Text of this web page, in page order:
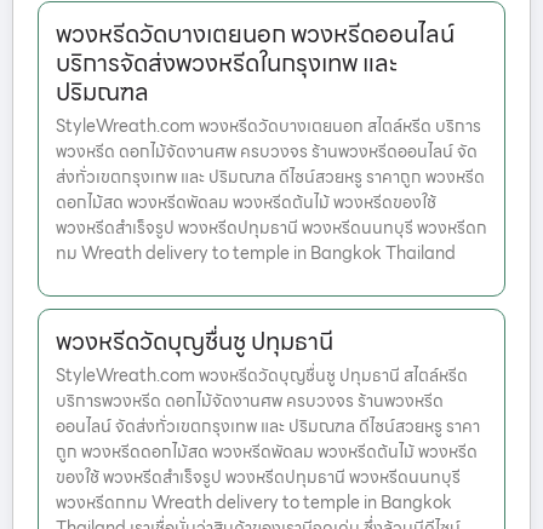
พวงหรีดวัดบางเตยนอก พวงหรีดออนไลน์
บริการจัดส่งพวงหรีดในกรุงเทพ และ
ปริมณฑล
StyleWreath.com พวงหรีดวัดบางเตยนอก สไตล์หรีด บริการ
พวงหรีด ดอกไม้จัดงานศพ ครบวงจร ร้านพวงหรีดออนไลน์ จัด
ส่งทั่วเขตกรุงเทพ และ ปริมณฑล ดีไซน์สวยหรู ราคาถูก พวงหรีด
ดอกไม้สด พวงหรีดพัดลม พวงหรีดต้นไม้ พวงหรีดของใช้
พวงหรีดสำเร็จรูป พวงหรีดปทุมธานี พวงหรีดนนทบุรี พวงหรีดก
ทม Wreath delivery to temple in Bangkok Thailand
พวงหรีดวัดบุญชื่นชู ปทุมธานี
StyleWreath.com พวงหรีดวัดบุญชื่นชู ปทุมธานี สไตล์หรีด
บริการพวงหรีด ดอกไม้จัดงานศพ ครบวงจร ร้านพวงหรีด
ออนไลน์ จัดส่งทั่วเขตกรุงเทพ และ ปริมณฑล ดีไซน์สวยหรู ราคา
ถูก พวงหรีดดอกไม้สด พวงหรีดพัดลม พวงหรีดต้นไม้ พวงหรีด
ของใช้ พวงหรีดสำเร็จรูป พวงหรีดปทุมธานี พวงหรีดนนทบุรี
พวงหรีดกทม Wreath delivery to temple in Bangkok